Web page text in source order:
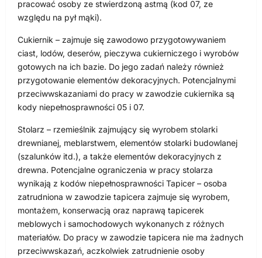
pracować osoby ze stwierdzoną astmą (kod 07, ze
względu na pył mąki).
Cukiernik – zajmuje się zawodowo przygotowywaniem
ciast, lodów, deserów, pieczywa cukierniczego i wyrobów
gotowych na ich bazie. Do jego zadań należy również
przygotowanie elementów dekoracyjnych. Potencjalnymi
przeciwwskazaniami do pracy w zawodzie cukiernika są
kody niepełnosprawności 05 i 07.
Stolarz – rzemieślnik zajmujący się wyrobem stolarki
drewnianej, meblarstwem, elementów stolarki budowlanej
(szalunków itd.), a także elementów dekoracyjnych z
drewna. Potencjalne ograniczenia w pracy stolarza
wynikają z kodów niepełnosprawności Tapicer – osoba
zatrudniona w zawodzie tapicera zajmuje się wyrobem,
montażem, konserwacją oraz naprawą tapicerek
meblowych i samochodowych wykonanych z różnych
materiałów. Do pracy w zawodzie tapicera nie ma żadnych
przeciwwskazań, aczkolwiek zatrudnienie osoby